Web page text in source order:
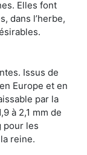
Elles font
dans l’herbe,
Issus de
Europe et en
par la
à 2,1 mm de
pour les
reine.